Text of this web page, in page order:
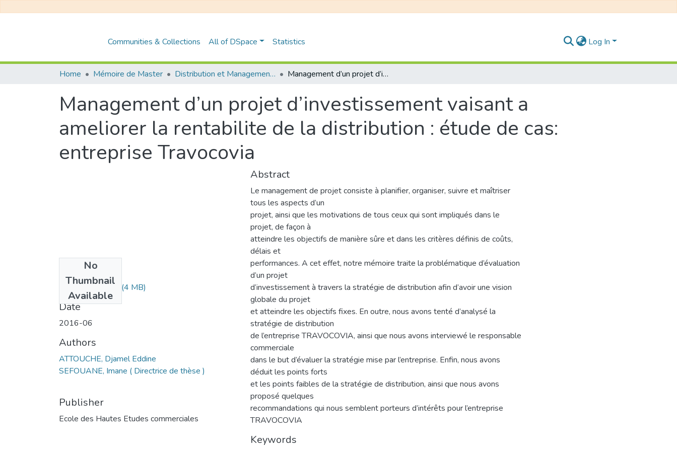
Communities & Collections All of DSpace Statistics Log In
Home Mémoire de Master Distribution et Management de la Chaîne Logistique Management d’un projet d’investissement vaisant a ameliorer la rentabilite de la distribution : étude de cas: entreprise Travocovia
Management d’un projet d’investissement vaisant a
ameliorer la rentabilite de la distribution : étude de cas:
entreprise Travocovia
No
Thumbnail
Available
MS1.186-16.pdf (4 MB)
Date
2016-06
Authors
ATTOUCHE, Djamel Eddine
SEFOUANE, Imane ( Directrice de thèse )
Publisher
Ecole des Hautes Etudes commerciales
Abstract
Le management de projet consiste à planifier, organiser, suivre et maîtriser
tous les aspects d’un
projet, ainsi que les motivations de tous ceux qui sont impliqués dans le
projet, de façon à
atteindre les objectifs de manière sûre et dans les critères définis de coûts,
délais et
performances. A cet effet, notre mémoire traite la problématique d’évaluation
d’un projet
d’investissement à travers la stratégie de distribution afin d’avoir une vision
globale du projet
et atteindre les objectifs fixes. En outre, nous avons tenté d’analysé la
stratégie de distribution
de l’entreprise TRAVOCOVIA, ainsi que nous avons interviewé le responsable
commerciale
dans le but d’évaluer la stratégie mise par l’entreprise. Enfin, nous avons
déduit les points forts
et les points faibles de la stratégie de distribution, ainsi que nous avons
proposé quelques
recommandations qui nous semblent porteurs d’intérêts pour l’entreprise
TRAVOCOVIA
Keywords